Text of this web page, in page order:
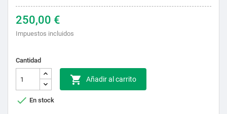
250,00 €
Impuestos incluidos
Cantidad
 Añadir al carrito
 En stock